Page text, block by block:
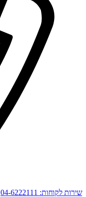
שירות לקוחות: 04-6222111